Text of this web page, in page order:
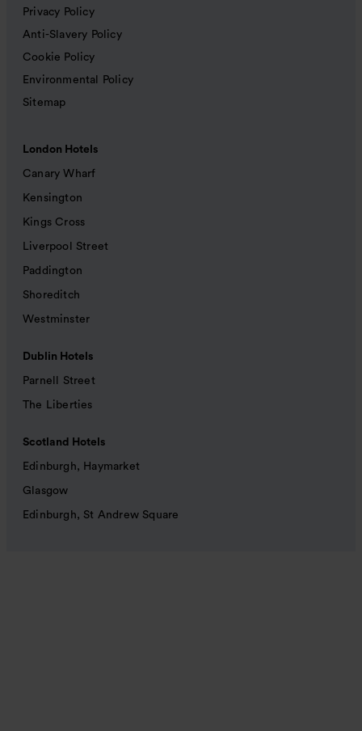
Privacy Policy
Anti-Slavery Policy
Cookie Policy
Environmental Policy
Sitemap
London Hotels
Canary Wharf
Kensington
Kings Cross
Liverpool Street
Paddington
Shoreditch
Westminster
Dublin Hotels
Parnell Street
The Liberties
Scotland Hotels
Edinburgh, Haymarket
Glasgow
Edinburgh, St Andrew Square